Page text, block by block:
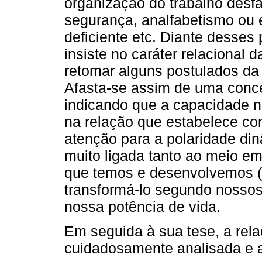
segurança, analfabetismo
deficiente etc. Diante desses
insiste no caráter relacional
retomar alguns postulados
Afasta-se assim de uma
indicando que a capacidade
na relação que estabelece
atenção para a polaridade
muito ligada tanto ao meio
que temos e desenvolvemos
transformá-lo segundo
nossa potência de vida.
Em seguida à sua tese, a
cuidadosamente analisada e